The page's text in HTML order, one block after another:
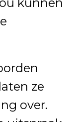
ze
over.